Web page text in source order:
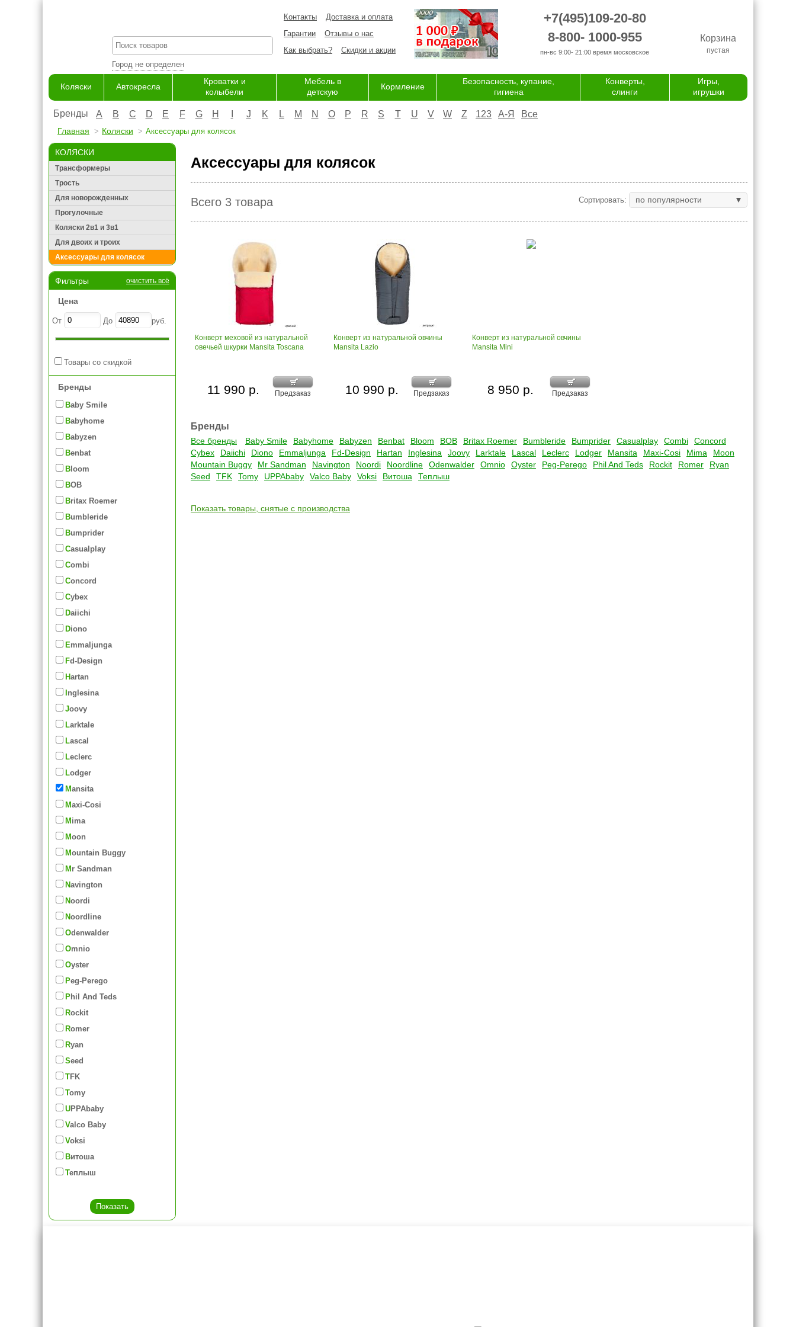
Город не определен
Контакты
Доставка и оплата
Гарантии
Отзывы о нас
Как выбрать?
Скидки и акции
+7(495)109-20-80
8-800- 1000-955
пн-вс 9:00- 21:00 время московское
Корзина
пустая
Коляски Автокресла
Кроватки и
колыбели
Мебель в
детскую
Кормление
Безопасность, купание,
гигиена
Конверты,
слинги
Игры,
игрушки
Бренды A B C D E F G H J K L M N O P R S T U V W Z 123 А-Я Все
Главная Коляски Аксессуары для колясок
КОЛЯСКИ
Трансформеры
Трость
Для новорожденных
Прогулочные
Коляски 2в1 и 3в1
Для двоих и троих
Аксессуары для колясок
Фильтры очистить всё
Цена
От До руб.
Товары со скидкой
Бренды
Baby Smile
Babyhome
Babyzen
Benbat
Bloom
BOB
Britax Roemer
Bumbleride
Bumprider
Casualplay
Combi
Concord
Cybex
Daiichi
Diono
Emmaljunga
Fd-Design
Hartan
Inglesina
Joovy
Larktale
Lascal
Leclerc
Lodger
Mansita
Maxi-Cosi
Mima
Moon
Mountain Buggy
Mr Sandman
Navington
Noordi
Noordline
Odenwalder
Omnio
Oyster
Peg-Perego
Phil And Teds
Rockit
Romer
Ryan
Seed
TFK
Tomy
UPPAbaby
Valco Baby
Voksi
Витоша
Теплыш
Аксессуары для колясок
Всего 3 товара Сортировать: по популярности
Конверт меховой из натуральной
овечьей шкурки Mansita Toscana
Предзаказ
11 990 р.
Конверт из натуральной овчины
Mansita Lazio
Предзаказ
10 990 р.
Конверт из натуральной овчины
Mansita Mini
Предзаказ
8 950 р.
Бренды
Все бренды Baby Smile Babyhome Babyzen Benbat Bloom BOB Britax Roemer Bumbleride Bumprider Casualplay Combi
Concord
Cybex
Daiichi Diono Emmaljunga Fd-Design Hartan Inglesina Joovy Larktale Lascal Leclerc Lodger Mansita Maxi-Cosi Mima
Moon
Mountain Buggy
Mr Sandman Navington Noordi Noordline Odenwalder Omnio Oyster Peg-Perego Phil And Teds Rockit Romer
Ryan
Seed
TFK Tomy UPPAbaby Valco Baby Voksi Витоша Теплыш
Показать товары, снятые с производства